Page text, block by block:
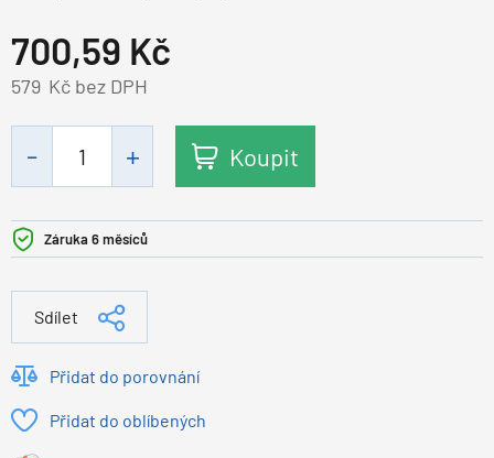
700,59 Kč
Kč bez DPH
579
Koupit
Záruka 6 měsíců
Sdílet
Přidat do porovnání
Přidat do oblíbených